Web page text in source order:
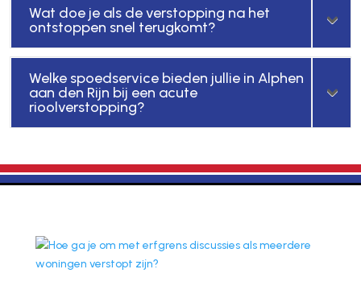
Wat doe je als de verstopping na het
ontstoppen snel terugkomt?
Welke spoedservice bieden jullie in Alphen
aan den Rijn bij een acute
rioolverstopping?